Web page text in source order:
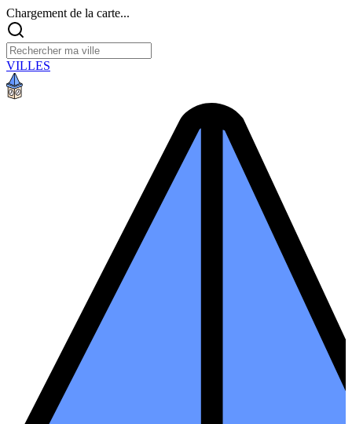
Chargement de la carte...
VILLES